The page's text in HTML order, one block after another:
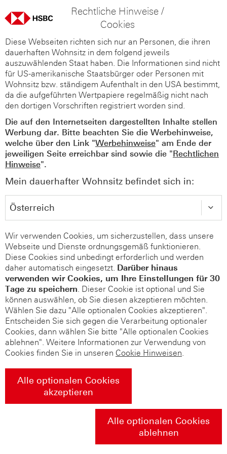
Rechtliche Hinweise /
Cookies
Diese Webseiten richten sich nur an Personen, die ihren
dauerhaften Wohnsitz in dem folgend jeweils
auszuwählenden Staat haben. Die Informationen sind nicht
für US-amerikanische Staatsbürger oder Personen mit
Wohnsitz bzw. ständigem Aufenthalt in den USA bestimmt,
da die aufgeführten Wertpapiere regelmäßig nicht nach
den dortigen Vorschriften registriert worden sind.
Die auf den Internetseiten dargestellten Inhalte stellen
Werbung dar. Bitte beachten Sie die Werbehinweise,
welche über den Link "Werbehinweise" am Ende der
jeweiligen Seite erreichbar sind sowie die "Rechtlichen
Hinweise".
Mein dauerhafter Wohnsitz befindet sich in:
Wir verwenden Cookies, um sicherzustellen, dass unsere
Webseite und Dienste ordnungsgemäß funktionieren.
Diese Cookies sind unbedingt erforderlich und werden
daher automatisch eingesetzt. Darüber hinaus
verwenden wir Cookies, um Ihre Einstellungen für 30
Tage zu speichern. Dieser Cookie ist optional und Sie
können auswählen, ob Sie diesen akzeptieren möchten.
Wählen Sie dazu "Alle optionalen Cookies akzeptieren".
Entscheiden Sie sich gegen die Verarbeitung optionaler
Cookies, dann wählen Sie bitte "Alle optionalen Cookies
ablehnen". Weitere Informationen zur Verwendung von
Cookies finden Sie in unseren Cookie Hinweisen.
Alle optionalen Cookies
akzeptieren
Alle optionalen Cookies
ablehnen